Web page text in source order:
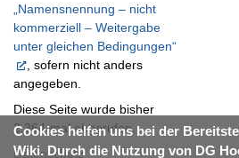
Cookies helfen uns bei der
Wiki. Durch die Nutzung von DG
„Namensnennung – nicht
kommerziell – Weitergabe
unter gleichen Bedingungen“
, sofern nicht anders
angegeben.
Diese Seite wurde bisher
2.364-mal abgerufen.
Datenschutz